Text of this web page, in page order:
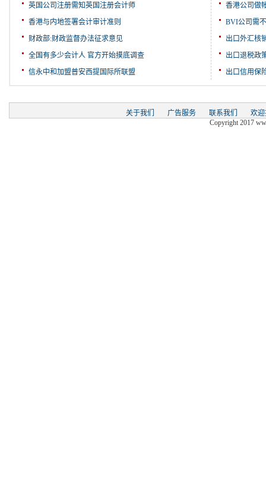
英国公司注册需知英国注册会计师
香港与内地签署会计审计准则
财政部:财政监督办法征求意见
全国有多少会计人 官方开始摸底调查
信永中和加盟普安西提国际所联盟
香港公司做
BVI公司需
出口外汇核
出口退税政
出口信用保
关于我们 广告服务 联系我们
欢
Copyright 2017